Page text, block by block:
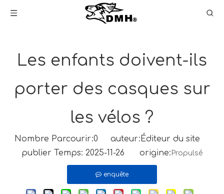
Les enfants doivent-ils
porter des casques sur
les vélos ?
Nombre Parcourir:0 auteur:Éditeur du site
publier Temps: 2025-11-26 origine: Propulsé
enquête